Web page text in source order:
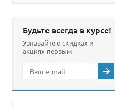
Будьте всегда в курсе!
Узнавайте о скидках и
акциях первым